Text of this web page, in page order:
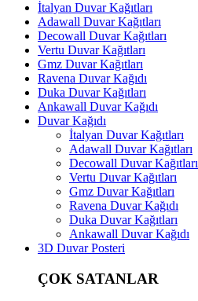
İtalyan Duvar Kağıtları
Adawall Duvar Kağıtları
Decowall Duvar Kağıtları
Vertu Duvar Kağıtları
Gmz Duvar Kağıtları
Ravena Duvar Kağıdı
Duka Duvar Kağıtları
Ankawall Duvar Kağıdı
Duvar Kağıdı
İtalyan Duvar Kağıtları
Adawall Duvar Kağıtları
Decowall Duvar Kağıtları
Vertu Duvar Kağıtları
Gmz Duvar Kağıtları
Ravena Duvar Kağıdı
Duka Duvar Kağıtları
Ankawall Duvar Kağıdı
3D Duvar Posteri
ÇOK SATANLAR